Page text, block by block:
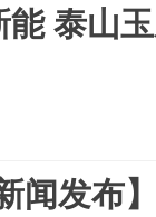
泰山
新闻发布